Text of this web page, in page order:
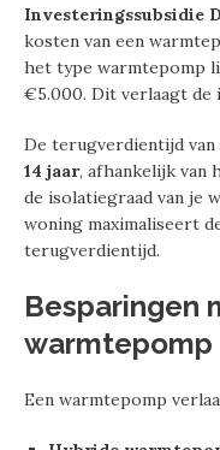
Investeringssubsidie
kosten van een
het type warmtepomp
€5.000. Dit verlaagt de
De terugverdientijd
14 jaar, afhankelijk van
de isolatiegraad van je
woning maximaliseert
terugverdientijd.
Besparingen
warmtepomp
Een warmtepomp